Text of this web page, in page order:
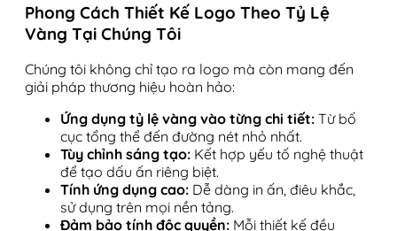
Phong Cách Thiết Kế Logo Theo Tỷ Lệ
Vàng Tại Chúng Tôi
Chúng tôi không chỉ tạo ra logo mà còn mang đến
giải pháp thương hiệu hoàn hảo:
Ứng dụng tỷ lệ vàng vào từng chi tiết: Từ bố
cục tổng thể đến đường nét nhỏ nhất.
Tùy chỉnh sáng tạo: Kết hợp yếu tố nghệ thuật
để tạo dấu ấn riêng biệt.
Tính ứng dụng cao: Dễ dàng in ấn, điêu khắc,
sử dụng trên mọi nền tảng.
Đảm bảo tính độc quyền: Mỗi thiết kế đều